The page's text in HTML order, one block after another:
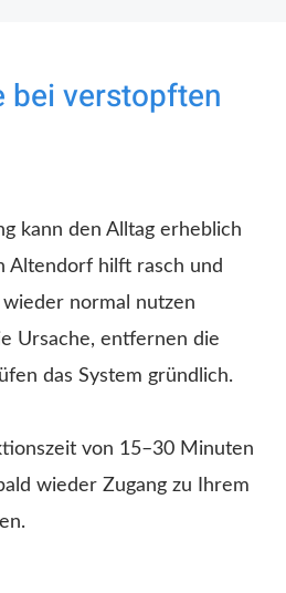
bei verstopften
kann den Alltag erheblich
Altendorf hilft rasch und
normal nutzen
Ursache, entfernen die
das System gründlich.
von 15–30 Minuten
wieder Zugang zu Ihrem